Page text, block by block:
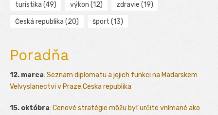
turistika (49) výkon (12) zdravie (19)
Česká republika (20) šport (13)
Poradňa
12. marca: Seznam diplomatu a jejich funkci na Madarskem
Velvyslanectvi v Praze,Ceska republika
15. októbra: Cenové stratégie môžu byť určite vnímané ako